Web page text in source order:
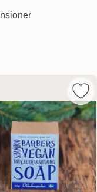
Raktvål